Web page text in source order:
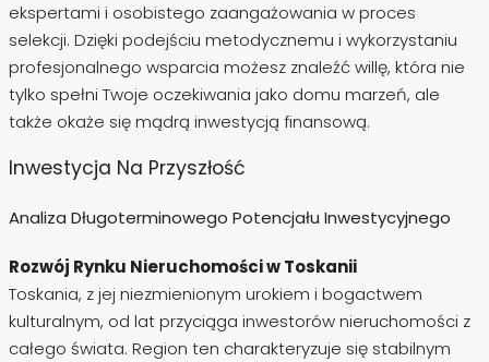
ekspertami i osobistego zaangażowania w proces
selekcji. Dzięki podejściu metodycznemu i wykorzystaniu
profesjonalnego wsparcia możesz znaleźć willę, która nie
tylko spełni Twoje oczekiwania jako domu marzeń, ale
także okaże się mądrą inwestycją finansową.
Inwestycja Na Przyszłość
Analiza Długoterminowego Potencjału Inwestycyjnego
Rozwój Rynku Nieruchomości w Toskanii
Toskania, z jej niezmienionym urokiem i bogactwem
kulturalnym, od lat przyciąga inwestorów nieruchomości z
całego świata. Region ten charakteryzuje się stabilnym